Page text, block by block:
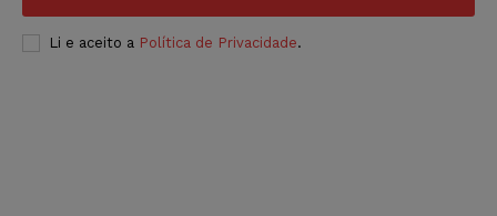
Li e aceito a Política de Privacidade.